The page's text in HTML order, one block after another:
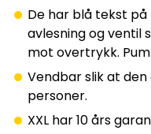
De har blå tekst
avlesning og
mot overtrykk.
Vendbar slik at
personer.
XXL har 10 års